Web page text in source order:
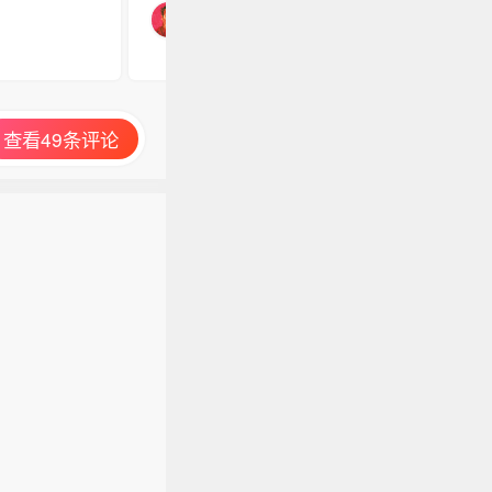
查看49条评论